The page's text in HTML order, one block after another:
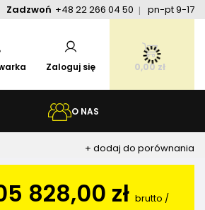
Zadzwoń +48 22 266 04 50 pn-pt 9-17
Zaloguj się 0,00 zł
O NAS
+ dodaj do porównania
828,00 zł brutto /